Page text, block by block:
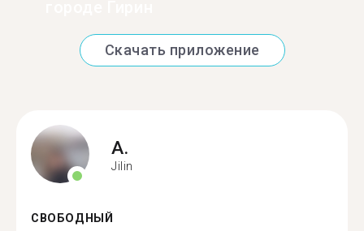
Скачать приложение
A.
Jilin
СВОБОДНЫЙ